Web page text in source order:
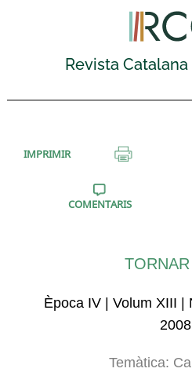
Revista
IMPRIMIR
COMENTARIS
TORNAR
Època IV | Volum XIII |
2008
Temàtica: